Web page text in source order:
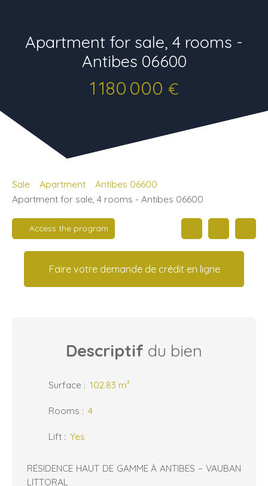
Apartment for sale, 4 rooms -
Antibes 06600
1 180 000 €
Sale Apartment
Antibes 06600
Apartment for sale, 4 rooms - Antibes 06600
Access the program
Faire votre demande de crédit en ligne
Descriptif du bien
Surface : 102.83 m²
Rooms : 4
Lift : Yes
RÉSIDENCE HAUT DE GAMME À ANTIBES – VAUBAN
LITTORAL